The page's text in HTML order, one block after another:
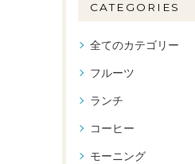
CATEGORIES
全てのカテゴリー
フルーツ
ランチ
コーヒー
モーニング